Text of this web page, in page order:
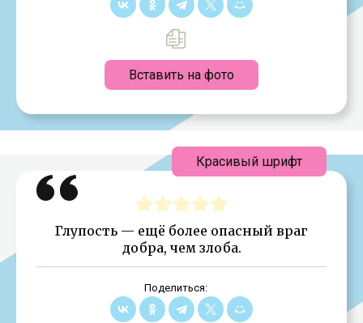
Вставить на фото
Глупость — ещё более опасный враг
добра, чем злоба.
Поделиться:
Красивый шрифт